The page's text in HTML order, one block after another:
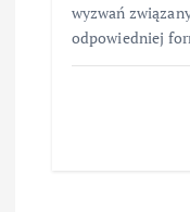
wyzwań
odpowiedniej